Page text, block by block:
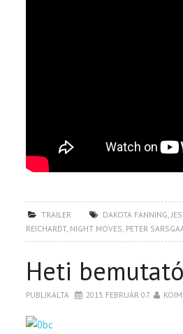
TRAILER DAKOTA FANNING,
REICHARDT, NIGHT MOVES, PETER
Heti
PUBLIKÁLTA 2013. FEBRUÁR 07.